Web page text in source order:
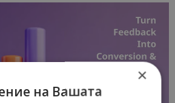
×
на Вашата